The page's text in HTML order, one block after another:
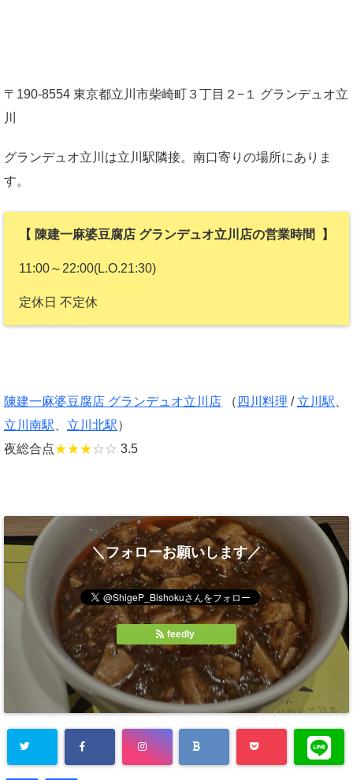
〒190-8554 東京都立川市柴崎町３丁目２−１ グランデュオ立
川
グランデュオ立川は立川駅隣接。南口寄りの場所にありま
す。
【 陳建一麻婆豆腐店 グランデュオ立川店の営業時間 】
11:00～22:00(L.O.21:30)
定休日 不定休
陳建一麻婆豆腐店 グランデュオ立川店 （ 四川料理 / 立川駅
立川南駅
立川北駅）
夜総合点★★★☆☆ 3.5
＼フォローお願いします／
feedly